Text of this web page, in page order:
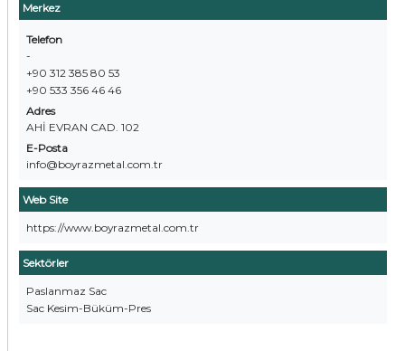
Merkez
Telefon
-
+90 312 385 80 53
+90 533 356 46 46
Adres
AHİ EVRAN CAD. 102
E-Posta
info@boyrazmetal.com.tr
Web Site
https://www.boyrazmetal.com.tr
Sektörler
Paslanmaz Sac
Sac Kesim-Büküm-Pres